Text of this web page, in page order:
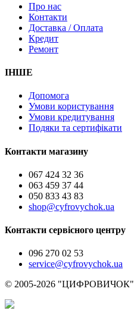
Про нас
Контакти
Доставка / Оплата
Кредит
Ремонт
ІНШЕ
Допомога
Умови користування
Умови кредитування
Подяки та сертифікати
Контакти магазину
067 424 32 36
063 459 37 44
050 833 43 83
shop@cyfrovychok.ua
Контакти сервісного центру
096 270 02 53
service@cyfrovychok.ua
© 2005-2026 "ЦИФРОВИЧОК"